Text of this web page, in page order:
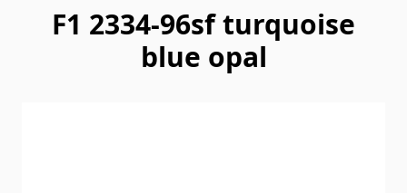
F1 2334-96sf turquoise
blue opal